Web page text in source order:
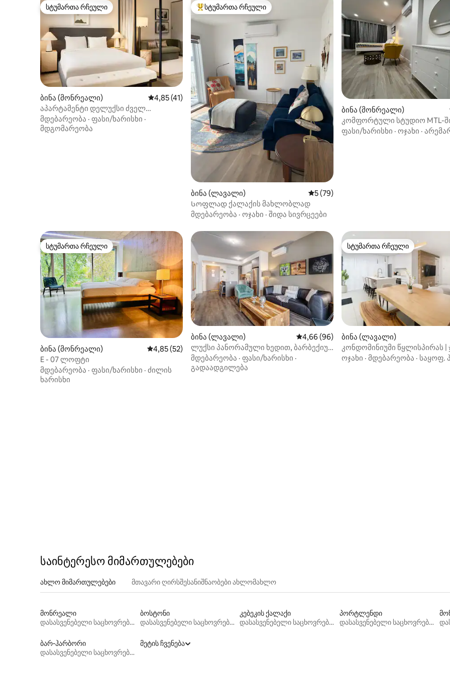
სტუმართა რჩეული
სტუმართა რჩეული
ბინა (მონრეალი) საშუალო შეფასებაა 5‑დან 4,85, 41 მიმოხილვა
4,85 (41)
აპარტამენტი დელუქსი ძველ
მონრეალში
მდებარეობა · ფასი/ხარისხი ·
მდგომარეობა
სტუმართა რჩეული მოწინავე ვარიანტი
სტუმართა რჩეული
ბინა (ლავალი) საშუალო შეფასებაა 5‑დან 5, 79
5 (79)
Სოფლად ქალაქის მახლობლად
მდებარეობა · ოჯახი · შიდა სივრცეები
ბინა (მონრეალი)
კომფორტული სტუდიო MTL-
კონდიციონერი, სამრეცხაო,
ფასი/ხარისხი · ოჯახი ·
სტუმართა რჩეული
სტუმართა რჩეული
ბინა (მონრეალი) საშუალო შეფასებაა 5‑დან 4,85, 52 მიმოხილვა
4,85 (52)
E - 07 ლოფტი
მდებარეობა · ფასი/ხარისხი · ძილის
ხარისხი
ბინა (ლავალი) საშუალო შეფასებაა 5‑დან 4,66, 96
4,66 (96)
ლუქსი პანორამული ხედით, ბარბექიუს
ტერასით და სპორტდარბაზით
მდებარეობა · ფასი/ხარისხი ·
გადაადგილება
სტუმართა რჩეული
სტუმართა რჩეული
ბინა (ლავალი)
კონდომინიუმი წყლისპირას |
სახურავზე | მდინარის ხედები
ოჯახი · მდებარეობა · საყოფ.
საინტერესო მიმართულებები
ახლო მიმართულებები მთავარი ღირსშესანიშნაობები ახლომახლო
მონრეალი
დასასვენებელი საცხოვრებლები
ბოსტონი
დასასვენებელი საცხოვრებლები
კებეკის ქალაქი
დასასვენებელი საცხოვრებლები
პორტლენდი
დასასვენებელი საცხოვრებლები
ბარ-ჰარბორი
დასასვენებელი საცხოვრებლები
მეტის ჩვენება